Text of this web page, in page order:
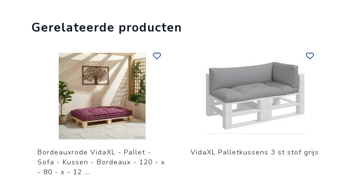
Gerelateerde producten
Bordeauxrode VidaXL - Pallet -
Sofa - Kussen - Bordeaux - 120 - x
- 80 - x - 12 ...
VidaXL Palletkussens 3 st stof grijs